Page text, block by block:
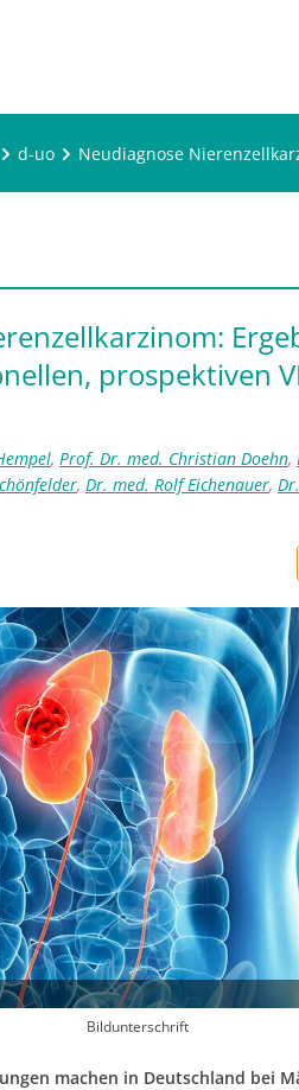
d-uo Neudiagnose
prospektiven
, Prof. Dr. med. Christian Doehn,
, Dr. med. Rolf Eichenauer,
Bildunterschrift
machen in Deutschland bei